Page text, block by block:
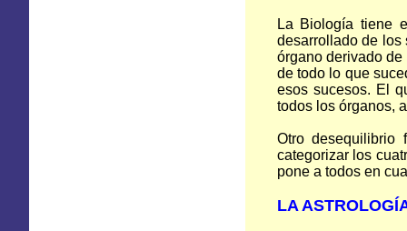
La Biología tiene
desarrollado de los
órgano derivado
de todo lo que
esos sucesos. El
todos los órganos,
Otro
categorizar los
pone a todos en
LA